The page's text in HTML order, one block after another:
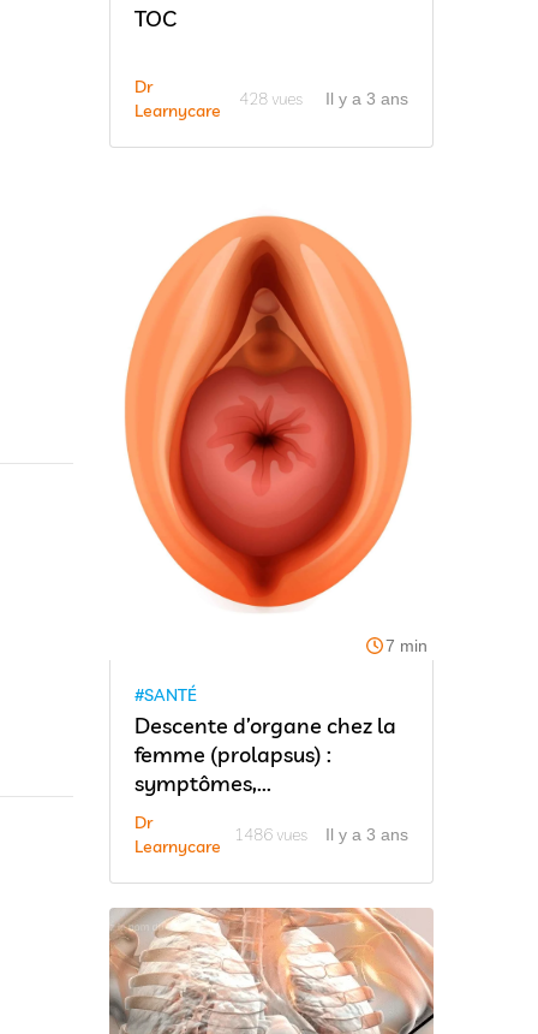
TOC
Dr
Learnycare
428 vues Il y a 3 ans
7 min
#SANTÉ
Descente d’organe chez la
femme (prolapsus) :
symptômes,...
Dr
Learnycare
1486 vues Il y a 3 ans